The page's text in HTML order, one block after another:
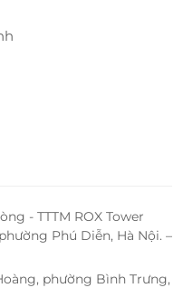
- TTTM ROX Tower
Phú Diễn, Hà Nội. –
phường Bình Trưng,